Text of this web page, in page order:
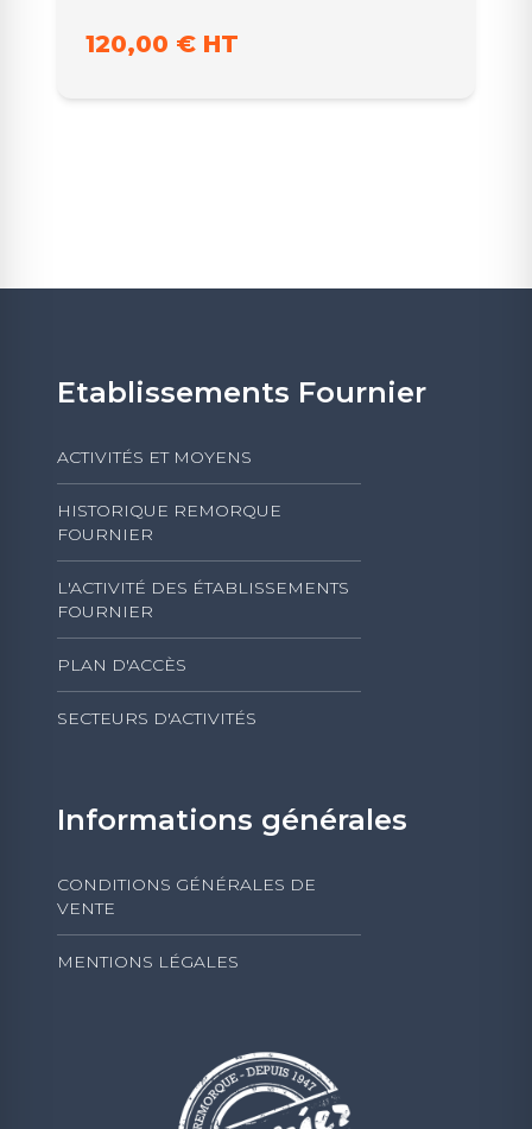
120,00 € HT
Etablissements Fournier
ACTIVITÉS ET MOYENS
HISTORIQUE REMORQUE
FOURNIER
L'ACTIVITÉ DES ÉTABLISSEMENTS
FOURNIER
PLAN D'ACCÈS
SECTEURS D'ACTIVITÉS
Informations générales
CONDITIONS GÉNÉRALES DE
VENTE
MENTIONS LÉGALES